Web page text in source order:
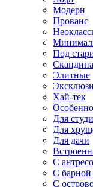
Модерн
Прованс
Под
Элитные
Хай-тек
Для
Для
Для дачи
С
С барной
С